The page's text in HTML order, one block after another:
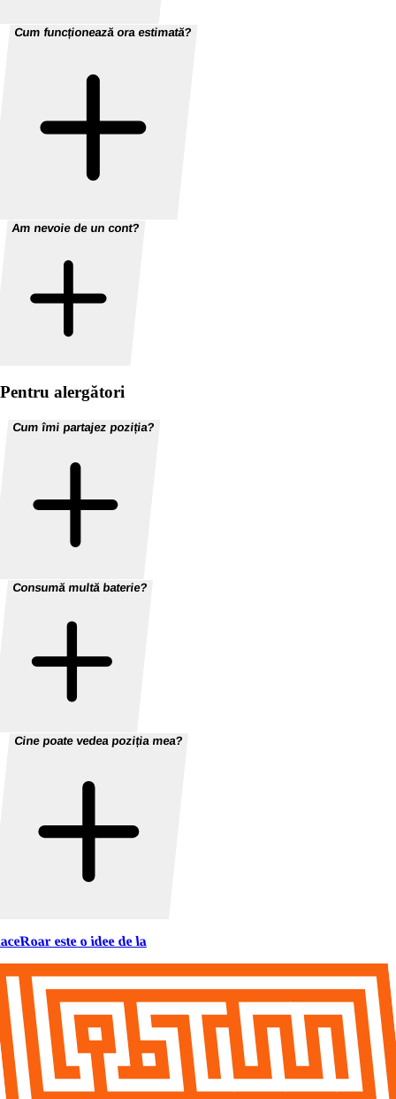
Cum funcționează ora estimată?
Am nevoie de un cont?
Pentru alergători
Cum îmi partajez poziția?
Consumă multă baterie?
Cine poate vedea poziția mea?
este o idee de la